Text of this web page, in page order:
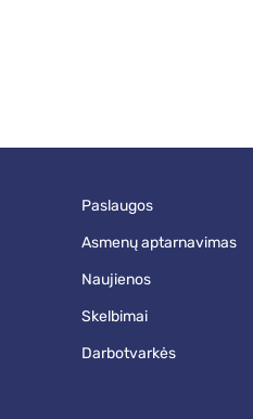
paslaugos
asmenų aptarnavimas
naujienos
skelbimai
darbotvarkės